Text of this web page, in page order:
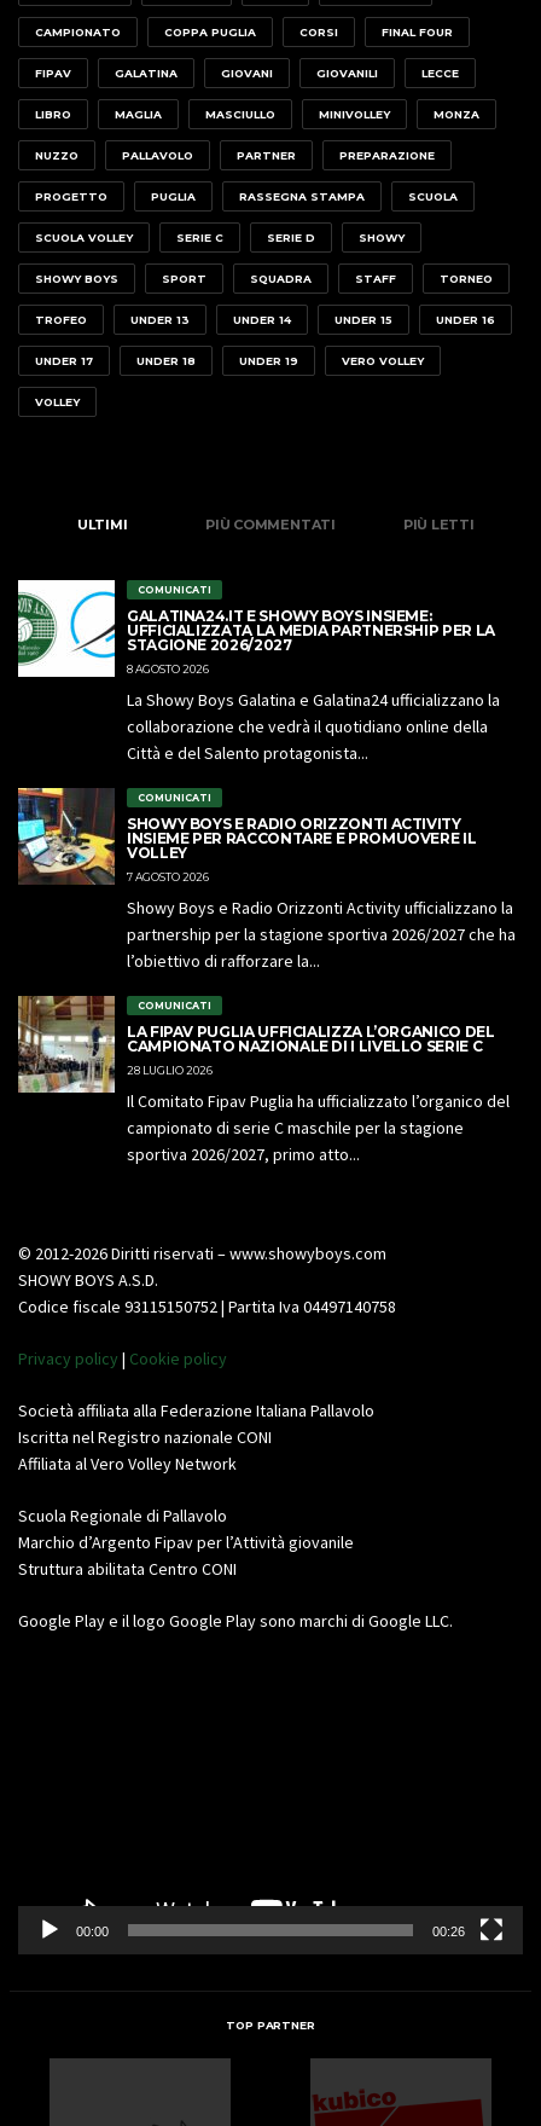
CAMPIONATO COPPA PUGLIA CORSI FINAL FOUR
FIPAV GALATINA GIOVANI GIOVANILI LECCE
LIBRO MAGLIA MASCIULLO MINIVOLLEY MONZA
NUZZO PALLAVOLO PARTNER PREPARAZIONE
PROGETTO PUGLIA RASSEGNA STAMPA SCUOLA
SCUOLA VOLLEY SERIE C SERIE D SHOWY
SHOWY BOYS SPORT SQUADRA STAFF TORNEO
TROFEO UNDER 13 UNDER 14 UNDER 15 UNDER 16
UNDER 17 UNDER 18 UNDER 19 VERO VOLLEY
VOLLEY
ULTIMI PIÙ COMMENTATI PIÙ LETTI
COMUNICATI
GALATINA24.IT E SHOWY BOYS INSIEME:
UFFICIALIZZATA LA MEDIA PARTNERSHIP PER LA
STAGIONE 2026/2027
8 AGOSTO 2026
La Showy Boys Galatina e Galatina24 ufficializzano la
collaborazione che vedrà il quotidiano online della
Città e del Salento protagonista...
COMUNICATI
SHOWY BOYS E RADIO ORIZZONTI ACTIVITY
INSIEME PER RACCONTARE E PROMUOVERE IL
VOLLEY
7 AGOSTO 2026
Showy Boys e Radio Orizzonti Activity ufficializzano la
partnership per la stagione sportiva 2026/2027 che ha
l’obiettivo di rafforzare la...
COMUNICATI
LA FIPAV PUGLIA UFFICIALIZZA L’ORGANICO DEL
CAMPIONATO NAZIONALE DI I LIVELLO SERIE C
28 LUGLIO 2026
Il Comitato Fipav Puglia ha ufficializzato l’organico del
campionato di serie C maschile per la stagione
sportiva 2026/2027, primo atto...
© 2012-2026 Diritti riservati – www.showyboys.com
SHOWY BOYS A.S.D.
Codice fiscale 93115150752 | Partita Iva 04497140758
Privacy policy | Cookie policy
Società affiliata alla Federazione Italiana Pallavolo
Iscritta nel Registro nazionale CONI
Affiliata al Vero Volley Network
Scuola Regionale di Pallavolo
Marchio d’Argento Fipav per l’Attività giovanile
Struttura abilitata Centro CONI
Google Play e il logo Google Play sono marchi di Google LLC.
00:00 00:26
TOP PARTNER